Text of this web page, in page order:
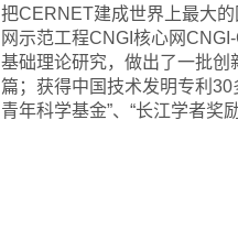
把CERNET建成世界上最大
网示范工程CNGI核心网
基础理论研究，做出了一批
篇；获得中国技术发明专利
青年科学基金”、“长江学者奖